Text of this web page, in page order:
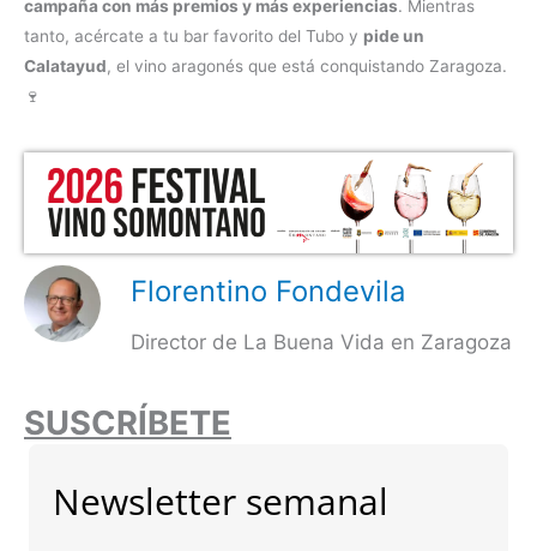
campaña con más premios y más experiencias. Mientras
tanto, acércate a tu bar favorito del Tubo y pide un
Calatayud, el vino aragonés que está conquistando Zaragoza.
🍷
Florentino Fondevila
Director de La Buena Vida en Zaragoza
SUSCRÍBETE
Newsletter semanal